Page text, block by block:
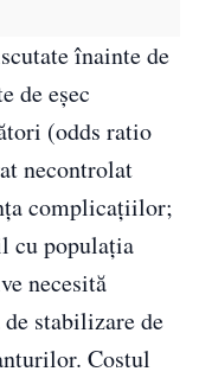
înainte de
de eșec
(odds ratio
necontrolat
complicațiilor;
cu populația
necesită
stabilizare de
Costul